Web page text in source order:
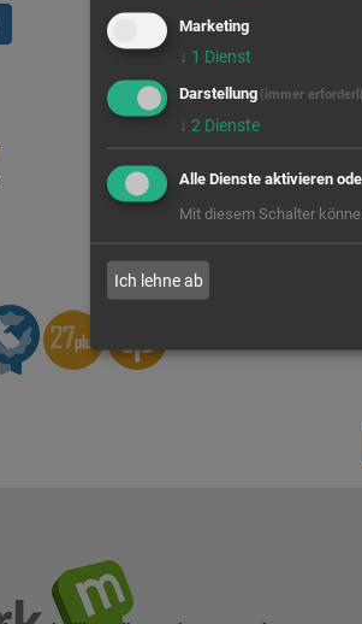
Marketing
↓ 1 Dienst
Darstellung (immer
↓ 2 Dienste
Alle Dienste aktivieren
Mit diesem Schalter
Ich lehne ab